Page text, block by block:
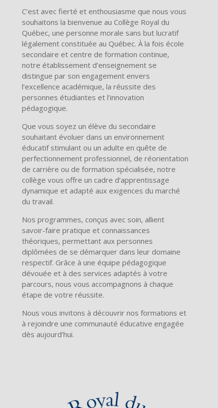
C’est avec fierté et enthousiasme que nous vous
souhaitons la bienvenue au Collège Royal du
Québec, une personne morale sans but lucratif
légalement constituée au Québec. À la fois école
secondaire et centre de formation continue,
notre établissement d’enseignement se
distingue par son engagement envers
l’excellence académique, la réussite des
personnes étudiantes et l’innovation
pédagogique.
Que vous soyez un élève du secondaire
souhaitant évoluer dans un environnement
éducatif stimulant ou un adulte en quête de
perfectionnement professionnel, de réorientation
de carrière ou de formation spécialisée, notre
collège vous offre un cadre d’apprentissage
dynamique et adapté aux exigences du marché
du travail.
Nos programmes, conçus avec soin, allient
savoir-faire pratique et connaissances
théoriques, permettant aux personnes
diplômées de se démarquer dans leur domaine
respectif. Grâce à une équipe pédagogique
dévouée et à des services adaptés à votre
parcours, nous vous accompagnons à chaque
étape de votre réussite.
Nous vous invitons à découvrir nos formations et
à rejoindre une communauté éducative engagée
dès aujourd’hui.